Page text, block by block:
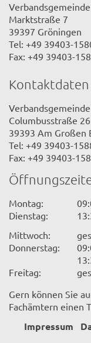
Marktstraße 7
39397 Gröningen
Tel: +49 39403-
Fax: +49 39403-
Columbusstraße 26
39393 Am Großen
Tel: +49 39403-
Fax: +49 39403-
Montag:
Dienstag:
Mittwoch:
Donnerstag:
Freitag:
Gern können Sie
Fachämtern einen
Impressum